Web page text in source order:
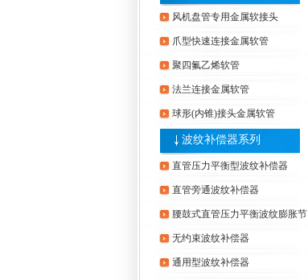
风机盘管专用金属软接头
爪型快速连接金属软管
聚四氟乙烯软管
法兰连接金属软管
球形(内锥)接头金属软管
波纹补偿器系列
直管压力平衡型波纹补偿器
直管旁通波纹补偿器
腰鼓式直管压力平衡波纹膨胀节
无约束波纹补偿器
通用型波纹补偿器